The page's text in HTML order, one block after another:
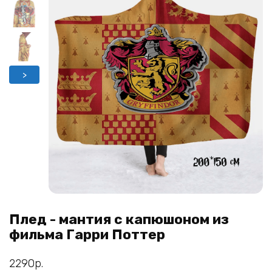
>
Плед - мантия с капюшоном из
фильма Гарри Поттер
2290р.